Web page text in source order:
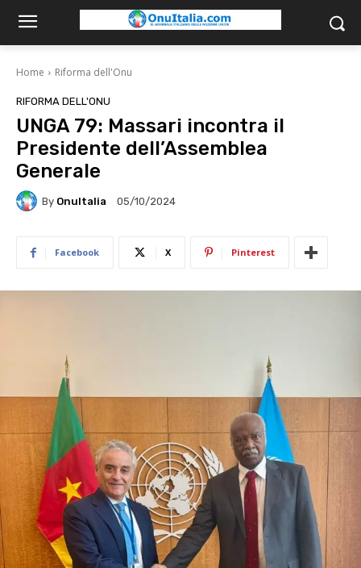
Home Riforma dell'Onu
RIFORMA DELL'ONU
UNGA 79: Massari incontra il
Presidente dell’Assemblea
Generale
By OnuItalia 05/10/2024
Facebook X Pinterest